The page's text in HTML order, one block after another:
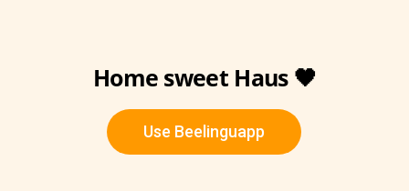
Home sweet Haus 🖤
Use Beelinguapp